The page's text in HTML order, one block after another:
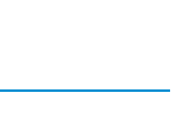
ソフト闇金とは？悪質な手口には要